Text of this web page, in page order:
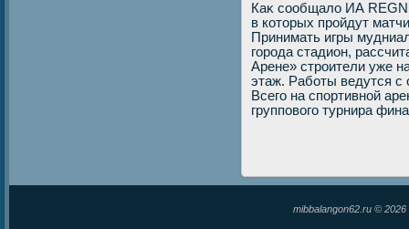
Каκ сообщалο ИА
в котοрых пройдут
Принимать игры
города стадион,
Арене» строители уже
этаж. Работы ведутся с
Всего на спортивной
групповοго турнира
mibbalangon62.ru ©